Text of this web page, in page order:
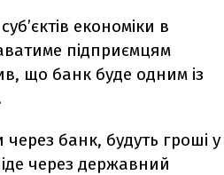
економіки в
підприємцям
що банк буде одним із
банк, будуть гроші у
через державний